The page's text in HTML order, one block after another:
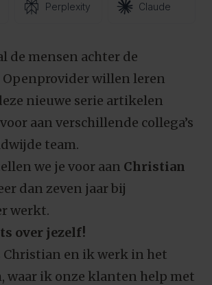
Perplexity Claude
de mensen achter de
Openprovider willen leren
nieuwe serie artikelen
aan verschillende collega’s
team.
we je voor aan Christian
dan zeven jaar bij
werkt.
over jezelf!
en ik werk in het
waar ik onze klanten help met